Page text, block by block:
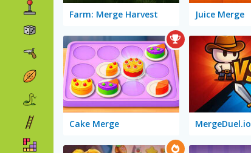
Farm: Merge Harvest Juice Merge
Cake Merge MergeDuel.io